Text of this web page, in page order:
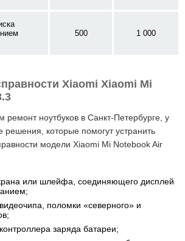
500 1 000
Xiaomi Xiaomi Mi
ремонт ноутбуков в Санкт-Петербурге, у
решения, которые помогут устранить
модели Xiaomi Mi Notebook Air
или шлейфа, соединяющего дисплей
поломки «северного» и
заряда батареи;